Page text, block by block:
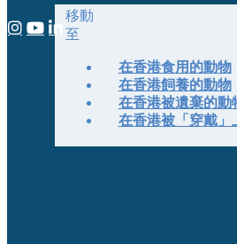
移動
至
在香港食用的動物
在香港飼養的動物
在香港被遺棄的動
在香港被「穿戴」